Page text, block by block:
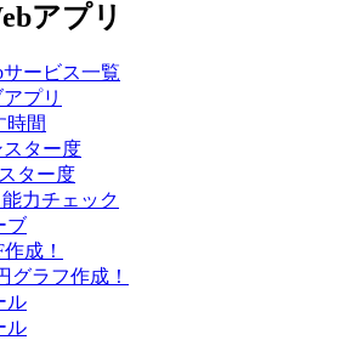
アプリ
サービス一覧
プリ
時間
ター度
ター度
力チェック
ブ
成！
グラフ作成！
ル
ル